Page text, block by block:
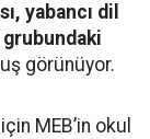
yabancı dil
grubundaki
görünüyor.
MEB’in okul